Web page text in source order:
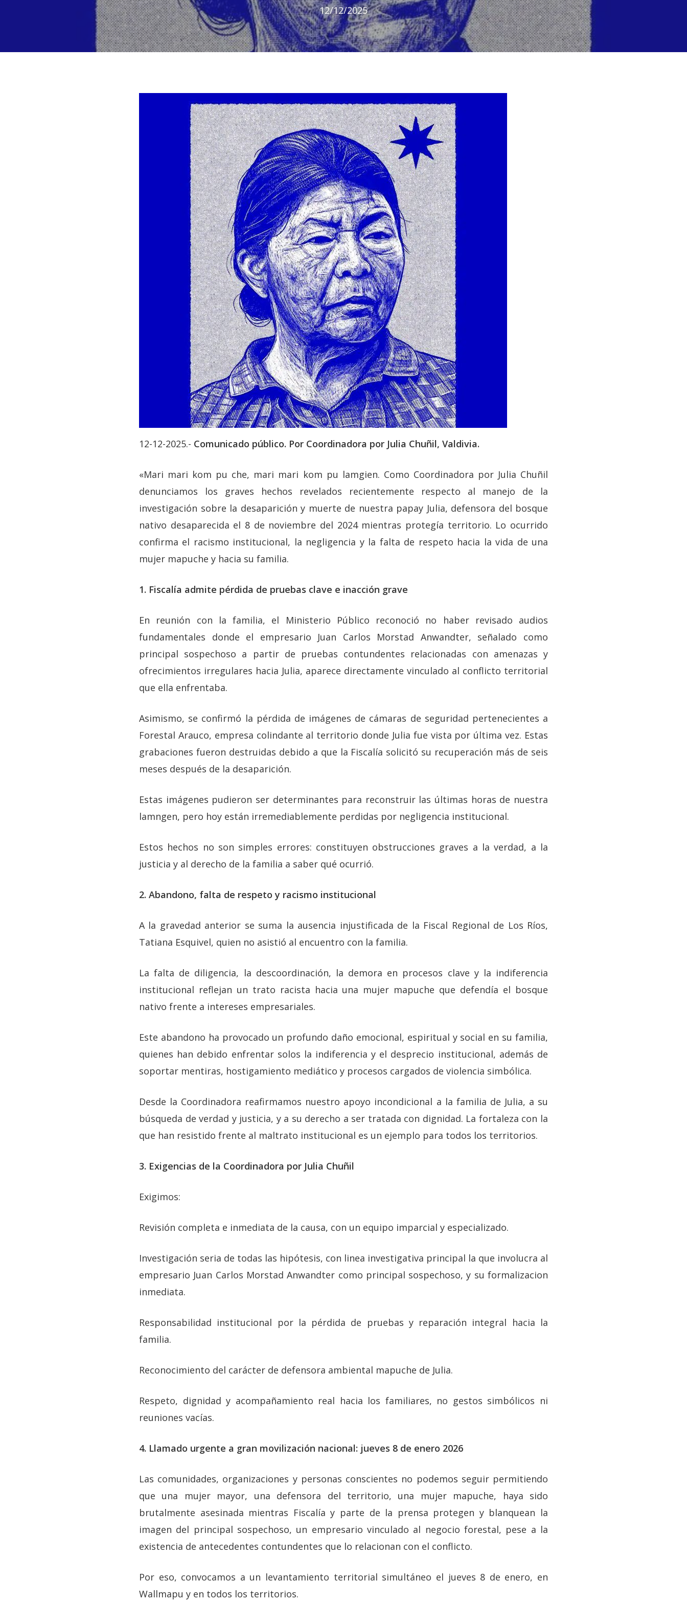
Hit enter to search or ESC to close
12/12/2025
12-12-2025.- Comunicado público. Por Coordinadora por Julia Chuñil, Valdivia.
«Mari mari kom pu che, mari mari kom pu lamgien. Como Coordinadora por Julia Chuñil
denunciamos los graves hechos revelados recientemente respecto al manejo de la
investigación sobre la desaparición y muerte de nuestra papay Julia, defensora del bosque
nativo desaparecida el 8 de noviembre del 2024 mientras protegía territorio. Lo ocurrido
confirma el racismo institucional, la negligencia y la falta de respeto hacia la vida de una
mujer mapuche y hacia su familia.
1. Fiscalía admite pérdida de pruebas clave e inacción grave
En reunión con la familia, el Ministerio Público reconoció no haber revisado audios
fundamentales donde el empresario Juan Carlos Morstad Anwandter, señalado como
principal sospechoso a partir de pruebas contundentes relacionadas con amenazas y
ofrecimientos irregulares hacia Julia, aparece directamente vinculado al conflicto territorial
que ella enfrentaba.
Asimismo, se confirmó la pérdida de imágenes de cámaras de seguridad pertenecientes a
Forestal Arauco, empresa colindante al territorio donde Julia fue vista por última vez. Estas
grabaciones fueron destruidas debido a que la Fiscalía solicitó su recuperación más de seis
meses después de la desaparición.
Estas imágenes pudieron ser determinantes para reconstruir las últimas horas de nuestra
lamngen, pero hoy están irremediablemente perdidas por negligencia institucional.
Estos hechos no son simples errores: constituyen obstrucciones graves a la verdad, a la
justicia y al derecho de la familia a saber qué ocurrió.
2. Abandono, falta de respeto y racismo institucional
A la gravedad anterior se suma la ausencia injustificada de la Fiscal Regional de Los Ríos,
Tatiana Esquivel, quien no asistió al encuentro con la familia.
La falta de diligencia, la descoordinación, la demora en procesos clave y la indiferencia
institucional reflejan un trato racista hacia una mujer mapuche que defendía el bosque
nativo frente a intereses empresariales.
Este abandono ha provocado un profundo daño emocional, espiritual y social en su familia,
quienes han debido enfrentar solos la indiferencia y el desprecio institucional, además de
soportar mentiras, hostigamiento mediático y procesos cargados de violencia simbólica.
Desde la Coordinadora reafirmamos nuestro apoyo incondicional a la familia de Julia, a su
búsqueda de verdad y justicia, y a su derecho a ser tratada con dignidad. La fortaleza con la
que han resistido frente al maltrato institucional es un ejemplo para todos los territorios.
3. Exigencias de la Coordinadora por Julia Chuñil
Exigimos:
Revisión completa e inmediata de la causa, con un equipo imparcial y especializado.
Investigación seria de todas las hipótesis, con linea investigativa principal la que involucra al
empresario Juan Carlos Morstad Anwandter como principal sospechoso, y su formalizacion
inmediata.
Responsabilidad institucional por la pérdida de pruebas y reparación integral hacia la
familia.
Reconocimiento del carácter de defensora ambiental mapuche de Julia.
Respeto, dignidad y acompañamiento real hacia los familiares, no gestos simbólicos ni
reuniones vacías.
4. Llamado urgente a gran movilización nacional: jueves 8 de enero 2026
Las comunidades, organizaciones y personas conscientes no podemos seguir permitiendo
que una mujer mayor, una defensora del territorio, una mujer mapuche, haya sido
brutalmente asesinada mientras Fiscalía y parte de la prensa protegen y blanquean la
imagen del principal sospechoso, un empresario vinculado al negocio forestal, pese a la
existencia de antecedentes contundentes que lo relacionan con el conflicto.
Por eso, convocamos a un levantamiento territorial simultáneo el jueves 8 de enero, en
Wallmapu y en todos los territorios.